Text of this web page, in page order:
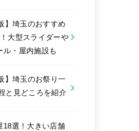
】埼玉のおすすめ
大型スライダーや
ル・屋内施設も
】埼玉のお祭り一
と見どころを紹介
18選！大きい店舗